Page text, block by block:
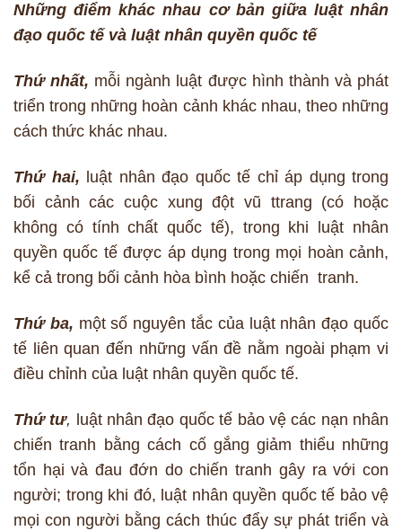
Những điểm khác nhau cơ bản giữa luật nhân
đạo quốc tế và luật nhân quyền quốc tế
Thứ nhất, mỗi ngành luật được hình thành và phát
triển trong những hoàn cảnh khác nhau, theo những
cách thức khác nhau.
Thứ hai,
luật nhân đạo quốc tế chỉ áp dụng trong
bối cảnh các cuộc xung đột vũ ttrang (có hoặc
không có tính chất quốc tế), trong khi luật nhân
quyền quốc tế được áp dụng trong mọi hoàn cảnh,
kể cả trong bối cảnh hòa bình hoặc chiến tranh.
Thứ ba, một số nguyên tắc của luật nhân đạo quốc
tế liên quan đến những vấn đề nằm ngoài phạm vi
điều chỉnh của luật nhân quyền quốc tế.
Thứ tư,
luật nhân đạo quốc tế bảo vệ các nạn nhân
chiến tranh bằng cách cố gắng giảm thiểu những
tổn hại và đau đớn do chiến tranh gây ra với con
người; trong khi đó, luật nhân quyền quốc tế bảo vệ
mọi con người bằng cách thúc đẩy sự phát triển và